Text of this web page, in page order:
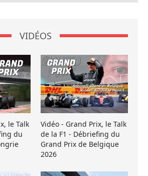
VIDÉOS
le Talk
du
Vidéo - Grand Prix, le Talk
de la F1 - Débriefing du
Grand Prix de Belgique
2026